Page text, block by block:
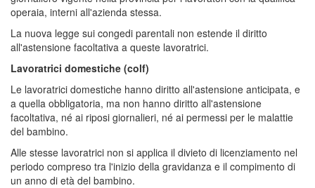
operaia, interni all'azienda stessa.
La nuova legge sui congedi parentali non estende il diritto
all'astensione facoltativa a queste lavoratrici.
Lavoratrici domestiche (colf)
Le lavoratrici domestiche hanno diritto all'astensione anticipata, e
a quella obbligatoria, ma non hanno diritto all'astensione
facoltativa, né ai riposi giornalieri, né ai permessi per le malattie
del bambino.
Alle stesse lavoratrici non si applica il divieto di licenziamento nel
periodo compreso tra l'inizio della gravidanza e il compimento di
un anno di età del bambino.